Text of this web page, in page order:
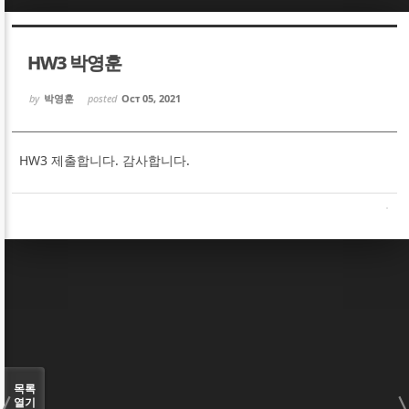
HW3 박영훈
by 박영훈 posted Oct 05, 2021
HW3 제출합니다. 감사합니다.
목록
열기
Sketchbook5, 스케치북5
Sketchbook5, 스케치북5
Sketchbook5, 스케치북5
Sketchbook5, 스케치북5